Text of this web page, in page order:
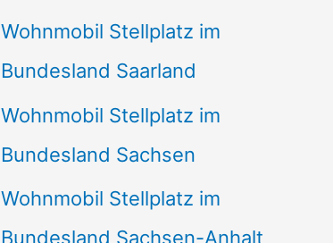
Wohnmobil Stellplatz im
Bundesland Saarland
Wohnmobil Stellplatz im
Bundesland Sachsen
Wohnmobil Stellplatz im
Bundesland Sachsen-Anhalt